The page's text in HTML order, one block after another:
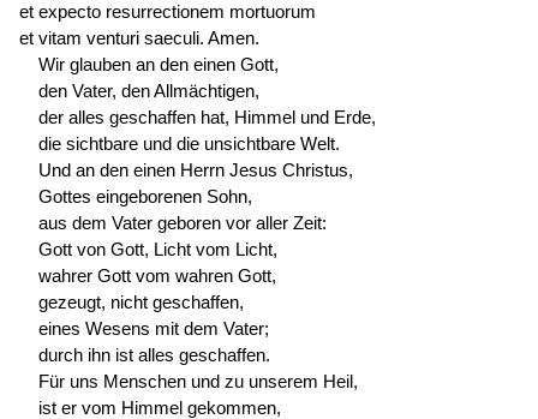
et expecto resurrectionem mortuorum
et vitam venturi saeculi. Amen.
Wir glauben an den einen Gott,
den Vater, den Allmächtigen,
der alles geschaffen hat, Himmel und Erde,
die sichtbare und die unsichtbare Welt.
Und an den einen Herrn Jesus Christus,
Gottes eingeborenen Sohn,
aus dem Vater geboren vor aller Zeit:
Gott von Gott, Licht vom Licht,
wahrer Gott vom wahren Gott,
gezeugt, nicht geschaffen,
eines Wesens mit dem Vater;
durch ihn ist alles geschaffen.
Für uns Menschen und zu unserem Heil,
ist er vom Himmel gekommen,